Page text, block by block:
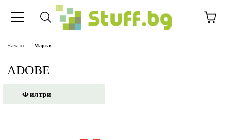
Начало Марки
ADOBE
Филтри